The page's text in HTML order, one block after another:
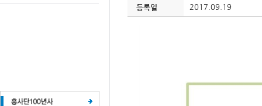
등록일 2017.09.19